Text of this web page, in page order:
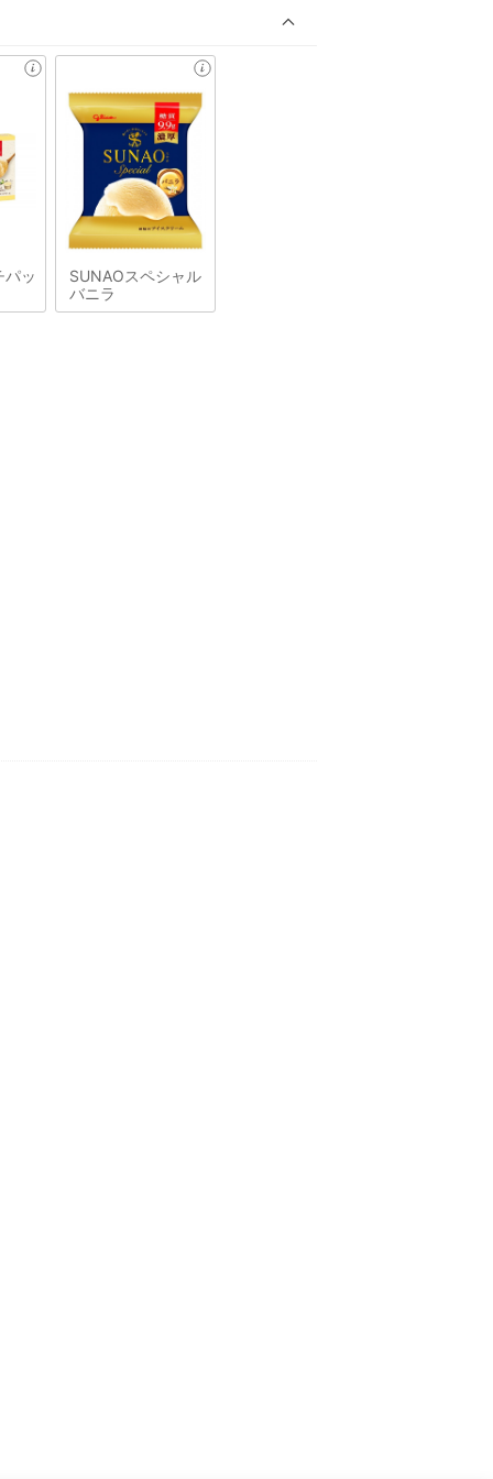
パッ
SUNAOスペシャル
バニラ